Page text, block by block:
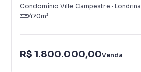
Condomínio Ville Campestre · Londrina
470m²
R$ 1.800.000,00Venda